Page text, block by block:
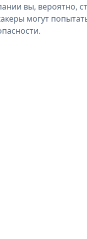
вы, вероятно,
могут